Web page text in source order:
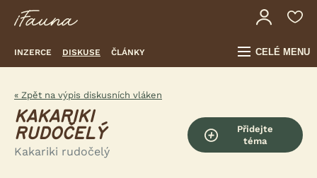
INZERCE DISKUSE ČLÁNKY CELÉ MENU
« Zpět na výpis diskusních vláken
KAKARIKI
RUDOČELÝ
Kakariki rudočelý
Přidejte
téma